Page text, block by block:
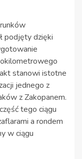
podjęty dzięki
stanowi istotne
jednego z
z Zakopanem.
tego ciągu
a rondem
w ciągu